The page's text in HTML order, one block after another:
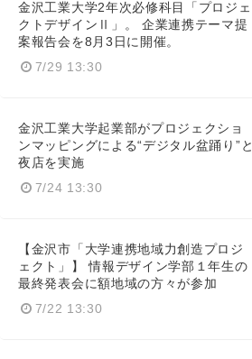
金沢工業大学2年次必修科目「プロジェ
クトデザインⅡ」。 企業連携テーマ提
案報告会を8月3日に開催。
7/29 13:30
金沢工業大学起業部がプロジェクショ
ンマッピングによる“デジタル盆踊り”と
夜店を実施
7/24 13:30
【金沢市「大学連携地域力創造プロジ
ェクト」】 情報デザイン学部１年生の
最終発表会に額地域の方々が参加
7/22 13:30